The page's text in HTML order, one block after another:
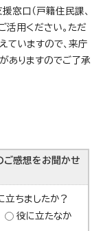
窓口（戸籍住民課、
活用ください。ただ
ていますので、来庁
ありますのでご了承
ご感想をお聞かせ
立ちましたか？
役に立たなか